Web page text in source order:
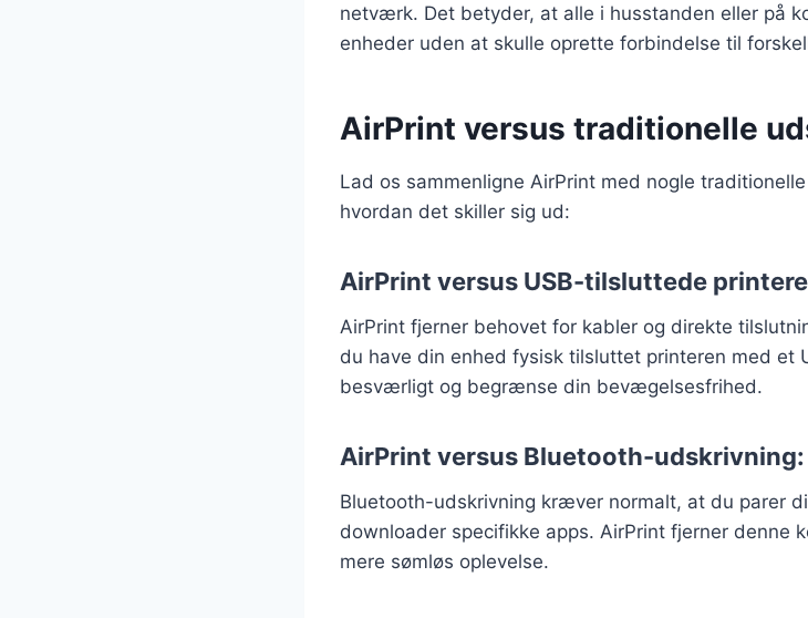
netværk. Det betyder, at alle i husstanden eller på
enheder uden at skulle oprette forbindelse til
AirPrint versus traditionelle
Lad os sammenligne AirPrint med nogle
hvordan det skiller sig ud:
AirPrint versus USB-tilsluttede
AirPrint fjerner behovet for kabler og direkte
du have din enhed fysisk tilsluttet printeren med et
besværligt og begrænse din bevægelsesfrihed.
AirPrint versus Bluetooth-udskrivning:
Bluetooth-udskrivning kræver normalt, at du parer
downloader specifikke apps. AirPrint fjerner denne
mere sømløs oplevelse.